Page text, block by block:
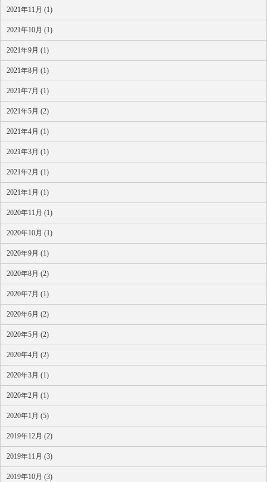
2021年11月 (1)
2021年10月 (1)
2021年9月 (1)
2021年8月 (1)
2021年7月 (1)
2021年5月 (2)
2021年4月 (1)
2021年3月 (1)
2021年2月 (1)
2021年1月 (1)
2020年11月 (1)
2020年10月 (1)
2020年9月 (1)
2020年8月 (2)
2020年7月 (1)
2020年6月 (2)
2020年5月 (2)
2020年4月 (2)
2020年3月 (1)
2020年2月 (1)
2020年1月 (5)
2019年12月 (2)
2019年11月 (3)
2019年10月 (3)